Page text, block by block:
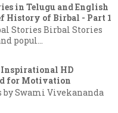
in Telugu and English
History of Birbal - Part 1
Stories Birbal Stories
popul...
HD
for Motivation
Swami Vivekananda